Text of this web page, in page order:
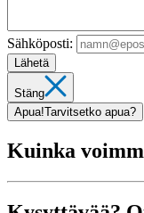
Sähköposti:
Lähetä
Stäng
Apua!Tarvitsetko apua?
Kuinka